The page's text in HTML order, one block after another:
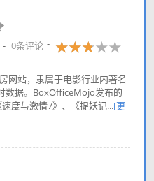
0条评论
网站，隶属于电影行业内著名
数据。BoxOfficeMojo发布的
度与激情7》、《捉妖记...[更